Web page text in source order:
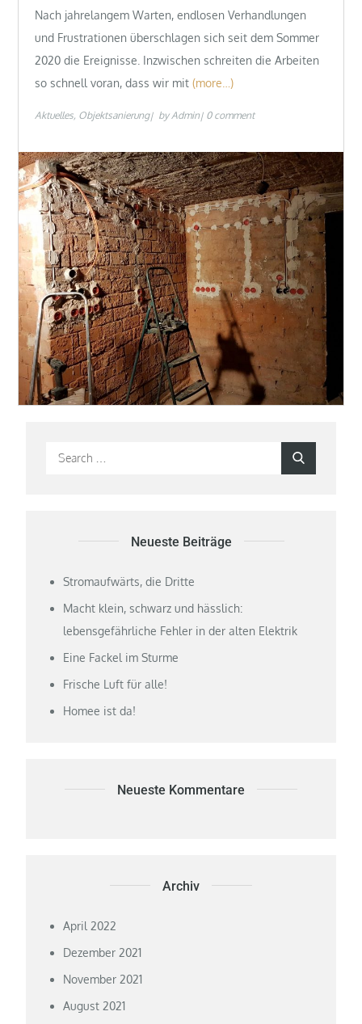
Nach jahrelangem Warten, endlosen Verhandlungen
und Frustrationen überschlagen sich seit dem Sommer
2020 die Ereignisse. Inzwischen schreiten die Arbeiten
so schnell voran, dass wir mit (more…)
Aktuelles Objektsanierung byAdmin 0 comment
Search
Neueste Beiträge
Stromaufwärts, die Dritte
Macht klein, schwarz und hässlich:
lebensgefährliche Fehler in der alten Elektrik
Eine Fackel im Sturme
Frische Luft für alle!
Homee ist da!
Neueste Kommentare
Archiv
April 2022
Dezember 2021
November 2021
August 2021